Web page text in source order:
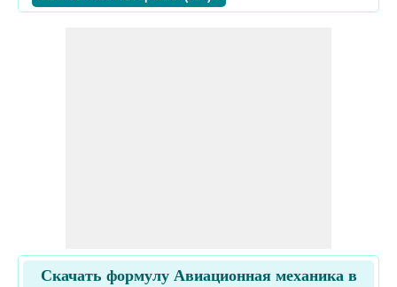
Скачать формулу Авиационная механика в